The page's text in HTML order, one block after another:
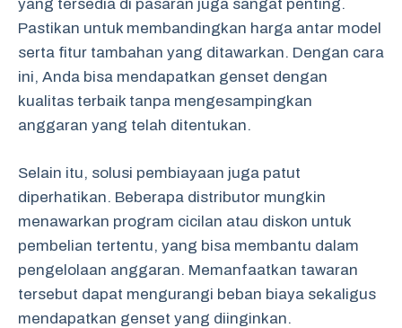
yang tersedia di pasaran juga sangat penting.
Pastikan untuk membandingkan harga antar model
serta fitur tambahan yang ditawarkan. Dengan cara
ini, Anda bisa mendapatkan genset dengan
kualitas terbaik tanpa mengesampingkan
anggaran yang telah ditentukan.
Selain itu, solusi pembiayaan juga patut
diperhatikan. Beberapa distributor mungkin
menawarkan program cicilan atau diskon untuk
pembelian tertentu, yang bisa membantu dalam
pengelolaan anggaran. Memanfaatkan tawaran
tersebut dapat mengurangi beban biaya sekaligus
mendapatkan genset yang diinginkan.